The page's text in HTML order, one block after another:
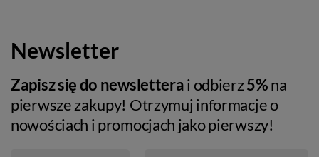
Newsletter
Zapisz się do newsletterai odbierz5%na
pierwsze zakupy! Otrzymuj informacje o
nowościach i promocjach jako pierwszy!